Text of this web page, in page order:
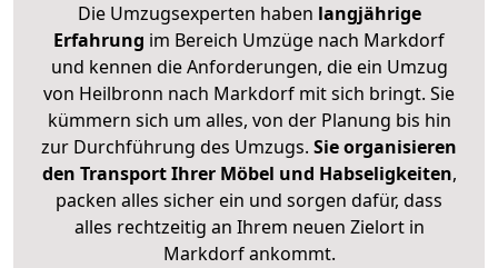
Die Umzugsexperten haben langjährige
Erfahrung im Bereich Umzüge nach Markdorf
und kennen die Anforderungen, die ein Umzug
von Heilbronn nach Markdorf mit sich bringt. Sie
kümmern sich um alles, von der Planung bis hin
zur Durchführung des Umzugs. Sie organisieren
den Transport Ihrer Möbel und Habseligkeiten,
packen alles sicher ein und sorgen dafür, dass
alles rechtzeitig an Ihrem neuen Zielort in
Markdorf ankommt.